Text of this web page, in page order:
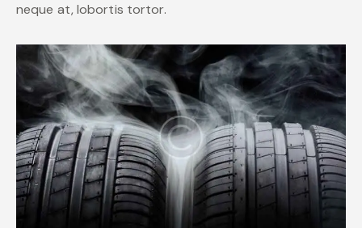
neque at, lobortis tortor.